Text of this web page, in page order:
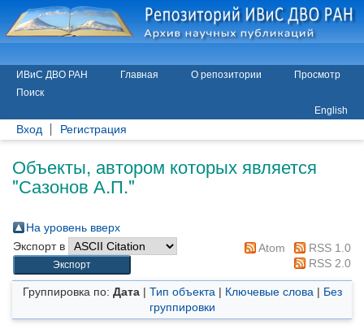
ИВиС ДВО РАН Главная О репозитории
Просмотр
Поиск
English
Вход Регистрация
Объекты, автором которых является
"Сазонов А.П."
На уровень вверх
Экспорт в
Atom
RSS 1.0
RSS 2.0
Группировка по: Дата| Тип объекта | Ключевые слова | Без
группировки